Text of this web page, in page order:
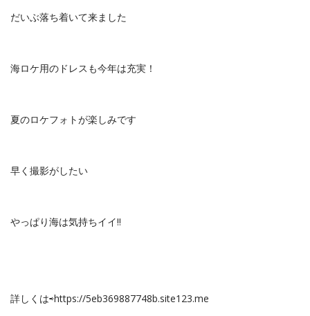
だいぶ落ち着いて来ました
海ロケ用のドレスも今年は充実！
夏のロケフォトが楽しみです
早く撮影がしたい
やっぱり海は気持ちイイ‼
詳しくは⇨https://5eb369887748b.site123.me